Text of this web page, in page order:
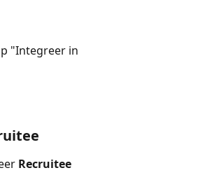
"Integreer in
Recruitee